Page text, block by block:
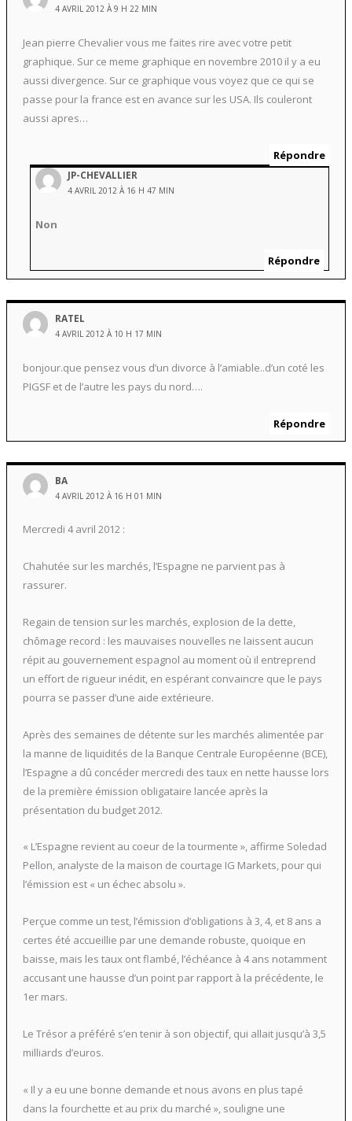
4 AVRIL 2012 À 9 H 22 MIN
Jean pierre Chevalier vous me faites rire avec votre petit
graphique. Sur ce meme graphique en novembre 2010 il y a eu
aussi divergence. Sur ce graphique vous voyez que ce qui se
passe pour la france est en avance sur les USA. Ils couleront
aussi apres…
Répondre
JP-CHEVALLIER
4 AVRIL 2012 À 16 H 47 MIN
Non
Répondre
RATEL
4 AVRIL 2012 À 10 H 17 MIN
bonjour.que pensez vous d’un divorce à l’amiable..d’un coté les
PIGSF et de l’autre les pays du nord….
Répondre
BA
4 AVRIL 2012 À 16 H 01 MIN
Mercredi 4 avril 2012 :
Chahutée sur les marchés, l’Espagne ne parvient pas à
rassurer.
Regain de tension sur les marchés, explosion de la dette,
chômage record : les mauvaises nouvelles ne laissent aucun
répit au gouvernement espagnol au moment où il entreprend
un effort de rigueur inédit, en espérant convaincre que le pays
pourra se passer d’une aide extérieure.
Après des semaines de détente sur les marchés alimentée par
la manne de liquidités de la Banque Centrale Européenne (BCE),
l’Espagne a dû concéder mercredi des taux en nette hausse lors
de la première émission obligataire lancée après la
présentation du budget 2012.
« L’Espagne revient au coeur de la tourmente », affirme Soledad
Pellon, analyste de la maison de courtage IG Markets, pour qui
l’émission est « un échec absolu ».
Perçue comme un test, l’émission d’obligations à 3, 4, et 8 ans a
certes été accueillie par une demande robuste, quoique en
baisse, mais les taux ont flambé, l’échéance à 4 ans notamment
accusant une hausse d’un point par rapport à la précédente, le
1er mars.
Le Trésor a préféré s’en tenir à son objectif, qui allait jusqu’à 3,5
milliards d’euros.
« Il y a eu une bonne demande et nous avons en plus tapé
dans la fourchette et au prix du marché », souligne une